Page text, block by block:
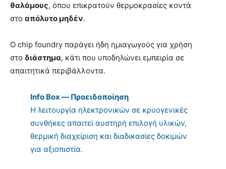
θαλάμους, όπου επικρατούν θερμοκρασίες κοντά
στο απόλυτο μηδέν.
Ο chip foundry παράγει ήδη ημιαγωγούς για χρήση
στο διάστημα, κάτι που υποδηλώνει εμπειρία σε
απαιτητικά περιβάλλοντα.
Info Box — Προειδοποίηση
Η λειτουργία ηλεκτρονικών σε κρυογενικές
συνθήκες απαιτεί αυστηρή επιλογή υλικών,
θερμική διαχείριση και διαδικασίες δοκιμών
για αξιοπιστία.